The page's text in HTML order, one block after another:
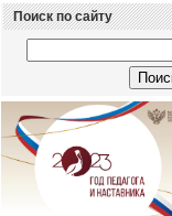
Поиск по сайту